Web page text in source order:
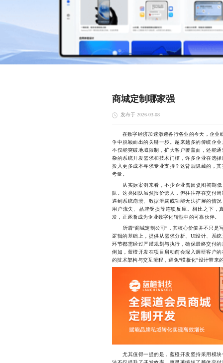
商城定制哪家强
发布于 2026-03-08
在数字经济加速渗透各行各业的今天，企业
争中脱颖而出的关键一步。越来越多的传统企
不仅能突破地域限制，扩大客户覆盖面，还能
杂的系统开发需求和技术门槛，许多企业在选
投入更多成本寻求专业支持？这背后隐藏的，
考量。
从实际案例来看，不少企业曾因贪图初期低
队。这类团队虽然报价诱人，但往往存在交付
遇到系统崩溃、数据泄露或功能无法扩展的情
用户流失、品牌受损等连锁反应。相比之下，
发，正逐渐成为企业数字化转型中的可靠伙伴。
所谓“商城定制公司”，其核心价值并不只是
逻辑的基础上，提供从需求分析、UI设计、系
环节都需经过严谨规划与执行，确保最终交付
例如，蓝橙开发在项目启动前会深入调研客户
的技术架构与交互流程，避免“模板化”设计带来
尤其值得一提的是，蓝橙开发坚持采用模块